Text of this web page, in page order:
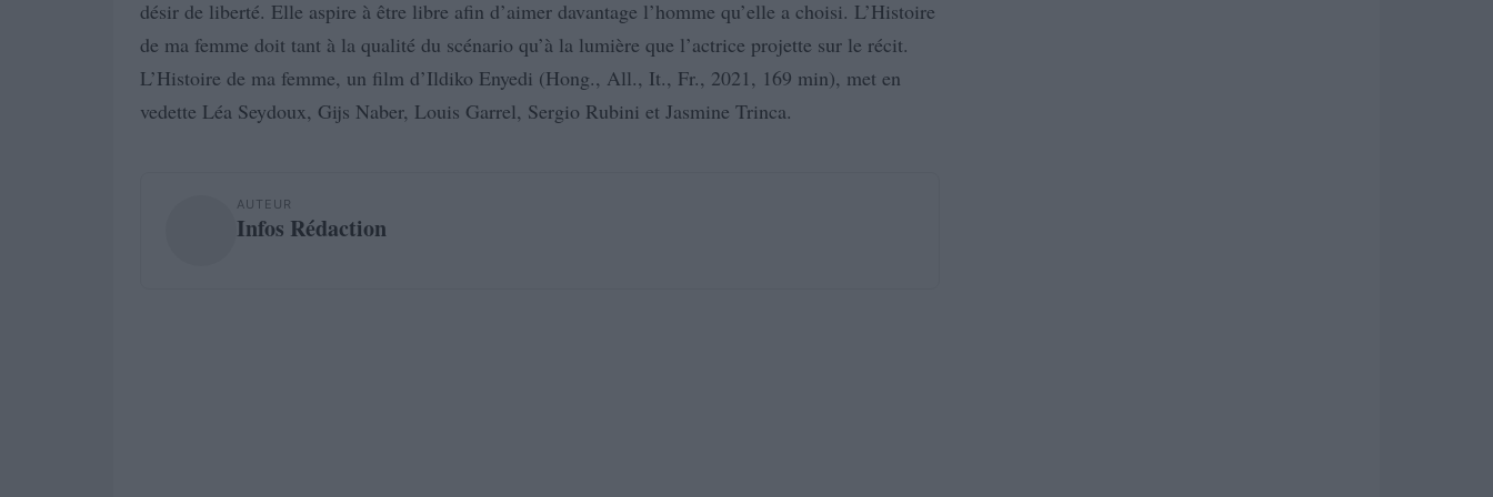
désir de liberté. Elle aspire à être libre afin d’aimer davantage l’homme qu’elle a choisi. L’Histoire
de ma femme doit tant à la qualité du scénario qu’à la lumière que l’actrice projette sur le récit.
L’Histoire de ma femme, un film d’Ildiko Enyedi (Hong., All., It., Fr., 2021, 169 min), met en
vedette Léa Seydoux, Gijs Naber, Louis Garrel, Sergio Rubini et Jasmine Trinca.
AUTEUR
Infos Rédaction